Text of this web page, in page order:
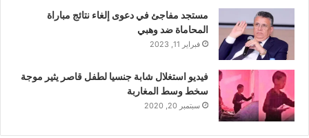
مستجد مفاجئ في دعوى إلغاء نتائج مباراة
المحاماة ضد وهبي
فبراير 11, 2023
فيديو استغلال شابة جنسيا لطفل قاصر يثير موجة
سخط وسط المغاربة
سبتمبر 20, 2020